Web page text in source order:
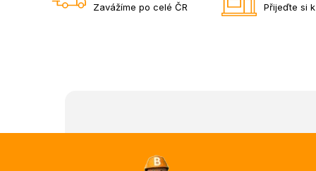
Zavážíme po celé ČR Přijeďte si